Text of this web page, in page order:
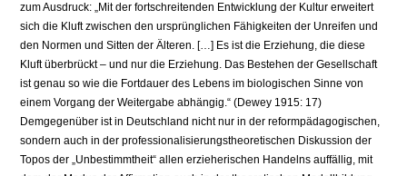
zum Ausdruck: „Mit der fortschreitenden Entwicklung der Kultur erweitert
sich die Kluft zwischen den ursprünglichen Fähigkeiten der Unreifen und
den Normen und Sitten der Älteren. […] Es ist die Erziehung, die diese
Kluft überbrückt – und nur die Erziehung. Das Bestehen der Gesellschaft
ist genau so wie die Fortdauer des Lebens im biologischen Sinne von
einem Vorgang der Weitergabe abhängig.“ (Dewey 1915: 17)
Demgegenüber ist in Deutschland nicht nur in der reformpädagogischen,
sondern auch in der professionalisierungstheoretischen Diskussion der
Topos der „Unbestimmtheit“ allen erzieherischen Handelns auffällig, mit